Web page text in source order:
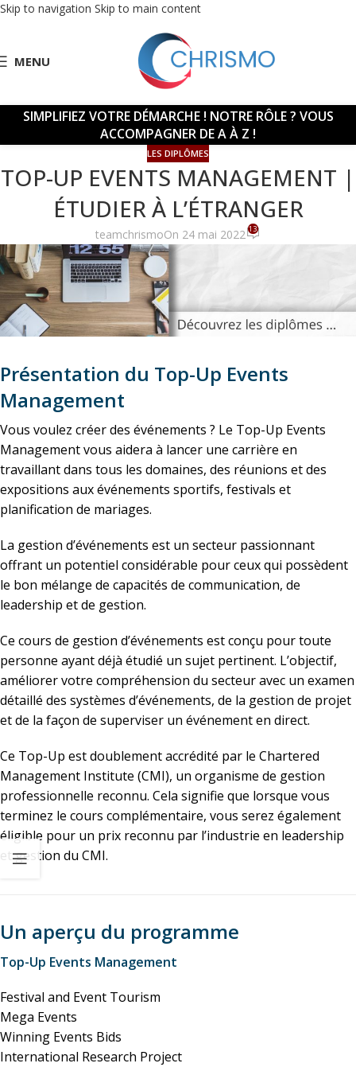
Skip to navigation Skip to main content
MENU
SIMPLIFIEZ VOTRE DÉMARCHE ! NOTRE RÔLE ? VOUS
ACCOMPAGNER DE A À Z !
LES DIPLÔMES
TOP-UP EVENTS MANAGEMENT |
ÉTUDIER À L’ÉTRANGER
teamchrismoOn 24 mai 2022 13
Présentation du Top-Up Events
Management
Vous voulez créer des événements ? Le Top-Up Events
Management vous aidera à lancer une carrière en
travaillant dans tous les domaines, des réunions et des
expositions aux événements sportifs, festivals et
planification de mariages.
La gestion d’événements est un secteur passionnant
offrant un potentiel considérable pour ceux qui possèdent
le bon mélange de capacités de communication, de
leadership et de gestion.
Ce cours de gestion d’événements est conçu pour toute
personne ayant déjà étudié un sujet pertinent. L’objectif,
améliorer votre compréhension du secteur avec un examen
détaillé des systèmes d’événements, de la gestion de projet
et de la façon de superviser un événement en direct.
Ce Top-Up est doublement accrédité par le Chartered
Management Institute (CMI), un organisme de gestion
professionnelle reconnu. Cela signifie que lorsque vous
terminez le cours complémentaire, vous serez également
éligible pour un prix reconnu par l’industrie en leadership
et gestion du CMI.
Un aperçu du programme
Top-Up Events Management
Festival and Event Tourism
Mega Events
Winning Events Bids
International Research Project